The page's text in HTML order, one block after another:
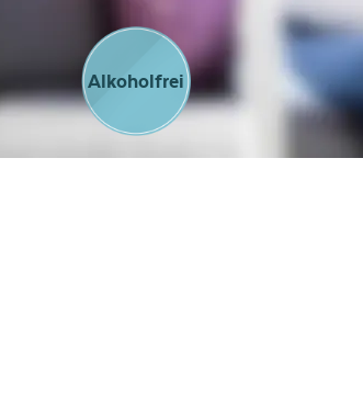
Alkoholfrei